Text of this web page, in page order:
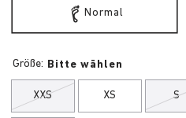
Normal
Größe: Bitte wählen
XXS XS S